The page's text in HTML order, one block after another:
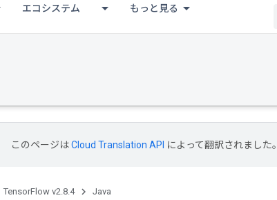
エコシステム もっと見る
このページはCloud Translation API によって翻訳されました。
TensorFlow v2.8.4 Java